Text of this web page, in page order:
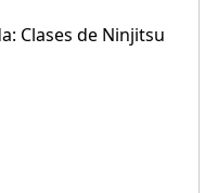
Clases de Ninjitsu